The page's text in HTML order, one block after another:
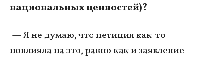
национальных ценностей)?
— Я не думаю, что петиция как-то
повлияла на это, равно как и заявление